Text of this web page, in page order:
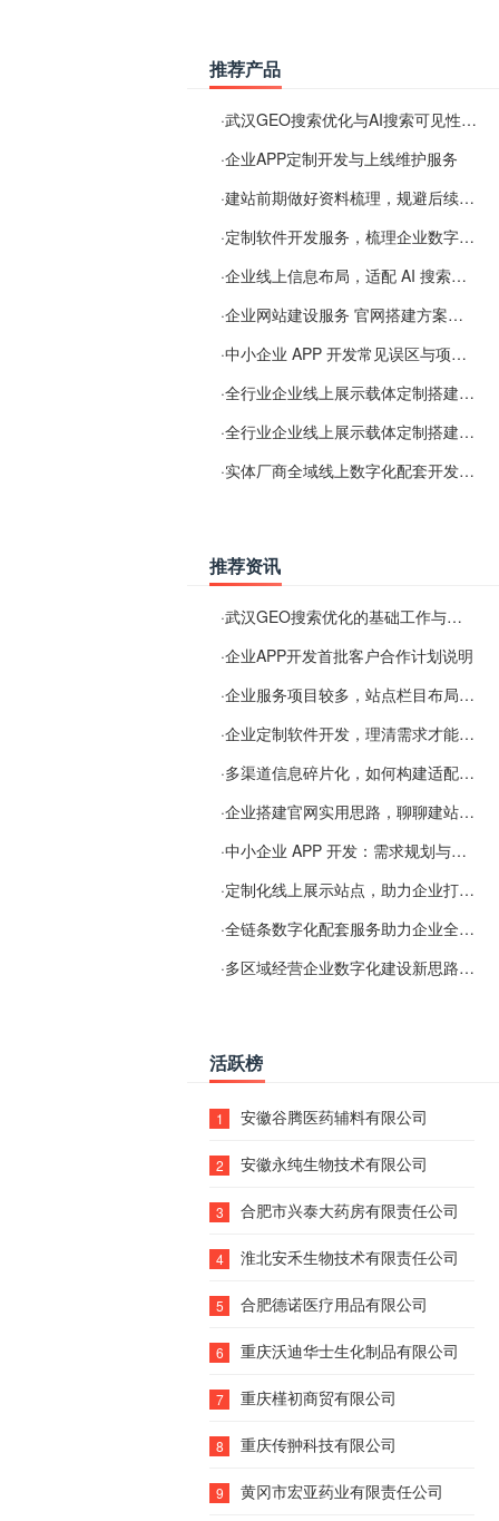
推荐产品
·武汉GEO搜索优化与AI搜索可见性服务
·企业APP定制开发与上线维护服务
·建站前期做好资料梳理，规避后续各类使用难题
·定制软件开发服务，梳理企业数字化落地常见难点
·企业线上信息布局，适配 AI 搜索需要留意这些要点
·企业网站建设服务 官网搭建方案经验分享
·中小企业 APP 开发常见误区与项目规划实用经验
·全行业企业线上展示载体定制搭建服务
·全行业企业线上展示载体定制搭建服务
·实体厂商全域线上数字化配套开发与地域检索优化服务
推荐资讯
·武汉GEO搜索优化的基础工作与实施思路
·企业APP开发首批客户合作计划说明
·企业服务项目较多，站点栏目布局规划参考思路
·企业定制软件开发，理清需求才能提升数字化落地效率
·多渠道信息碎片化，如何构建适配 AI 检索的品牌信息源
·企业搭建官网实用思路，聊聊建站容易忽视的问题
·中小企业 APP 开发：需求规划与项目落地避坑经验分享
·定制化线上展示站点，助力企业打通线上经营渠道
·全链条数字化配套服务助力企业全域线上经营
·多区域经营企业数字化建设新思路：多端载体与地域检索一体化落地思路分享
活跃榜
1 安徽谷腾医药辅料有限公司
2 安徽永纯生物技术有限公司
3 合肥市兴泰大药房有限责任公司
4 淮北安禾生物技术有限责任公司
5 合肥德诺医疗用品有限公司
6 重庆沃迪华士生化制品有限公司
7 重庆槿初商贸有限公司
8 重庆传翀科技有限公司
9 黄冈市宏亚药业有限责任公司